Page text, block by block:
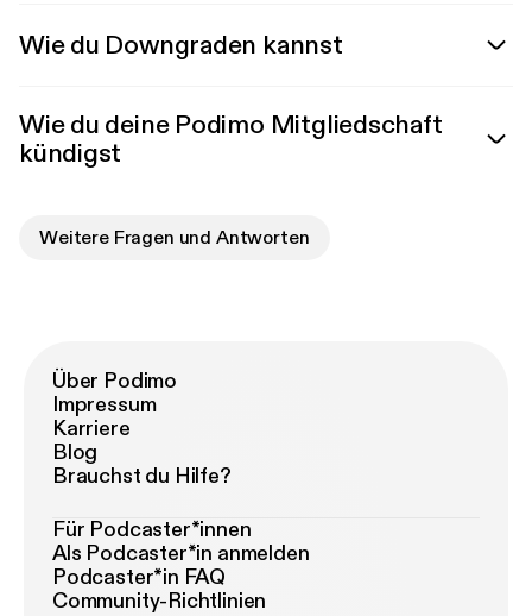
Wie du Downgraden kannst
Wie du deine Podimo Mitgliedschaft
kündigst
Weitere Fragen und Antworten
Über Podimo
Impressum
Karriere
Blog
Brauchst du Hilfe?
Für Podcaster*innen
Als Podcaster*in anmelden
Podcaster*in FAQ
Community-Richtlinien